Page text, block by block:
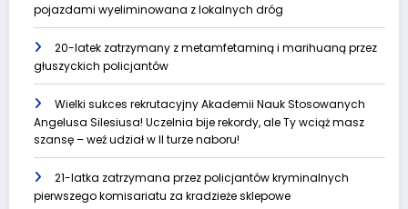
pojazdami wyeliminowana z lokalnych dróg
20-latek zatrzymany z metamfetaminą i marihuaną przez
głuszyckich policjantów
Wielki sukces rekrutacyjny Akademii Nauk Stosowanych
Angelusa Silesiusa! Uczelnia bije rekordy, ale Ty wciąż masz
szansę – weź udział w II turze naboru!
21-latka zatrzymana przez policjantów kryminalnych
pierwszego komisariatu za kradzieże sklepowe